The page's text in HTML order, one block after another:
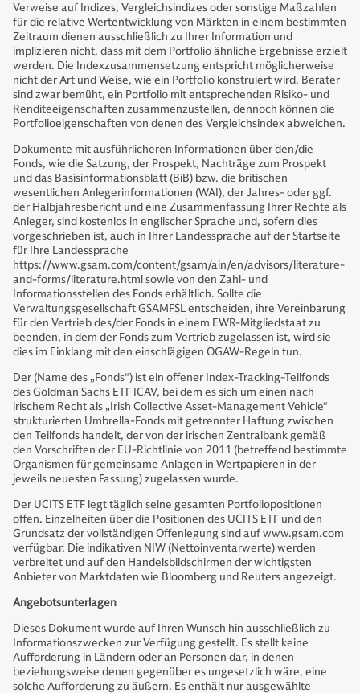
Verweise auf Indizes, Vergleichsindizes oder sonstige Maßzahlen
für die relative Wertentwicklung von Märkten in einem bestimmten
Zeitraum dienen ausschließlich zu Ihrer Information und
implizieren nicht, dass mit dem Portfolio ähnliche Ergebnisse erzielt
werden. Die Indexzusammensetzung entspricht möglicherweise
nicht der Art und Weise, wie ein Portfolio konstruiert wird. Berater
sind zwar bemüht, ein Portfolio mit entsprechenden Risiko- und
Renditeeigenschaften zusammenzustellen, dennoch können die
Portfolioeigenschaften von denen des Vergleichsindex abweichen.
Dokumente mit ausführlicheren Informationen über den/die
Fonds, wie die Satzung, der Prospekt, Nachträge zum Prospekt
und das Basisinformationsblatt (BiB) bzw. die britischen
wesentlichen Anlegerinformationen (WAI), der Jahres- oder ggf.
der Halbjahresbericht und eine Zusammenfassung Ihrer Rechte als
Anleger, sind kostenlos in englischer Sprache und, sofern dies
vorgeschrieben ist, auch in Ihrer Landessprache auf der Startseite
für Ihre Landessprache
https://www.gsam.com/content/gsam/ain/en/advisors/literature-
and-forms/literature.html sowie von den Zahl- und
Informationsstellen des Fonds erhältlich. Sollte die
Verwaltungsgesellschaft GSAMFSL entscheiden, ihre Vereinbarung
für den Vertrieb des/der Fonds in einem EWR-Mitgliedstaat zu
beenden, in dem der Fonds zum Vertrieb zugelassen ist, wird sie
dies im Einklang mit den einschlägigen OGAW-Regeln tun.
Der (Name des „Fonds“) ist ein offener Index-Tracking-Teilfonds
des Goldman Sachs ETF ICAV, bei dem es sich um einen nach
irischem Recht als „Irish Collective Asset-Management Vehicle“
strukturierten Umbrella-Fonds mit getrennter Haftung zwischen
den Teilfonds handelt, der von der irischen Zentralbank gemäß
den Vorschriften der EU-Richtlinie von 2011 (betreffend bestimmte
Organismen für gemeinsame Anlagen in Wertpapieren in der
jeweils neuesten Fassung) zugelassen wurde.
Der UCITS ETF legt täglich seine gesamten Portfoliopositionen
offen. Einzelheiten über die Positionen des UCITS ETF und den
Grundsatz der vollständigen Offenlegung sind auf www.gsam.com
verfügbar. Die indikativen NIW (Nettoinventarwerte) werden
verbreitet und auf den Handelsbildschirmen der wichtigsten
Anbieter von Marktdaten wie Bloomberg und Reuters angezeigt.
Angebotsunterlagen
Dieses Dokument wurde auf Ihren Wunsch hin ausschließlich zu
Informationszwecken zur Verfügung gestellt. Es stellt keine
Aufforderung in Ländern oder an Personen dar, in denen
beziehungsweise denen gegenüber es ungesetzlich wäre, eine
solche Aufforderung zu äußern. Es enthält nur ausgewählte